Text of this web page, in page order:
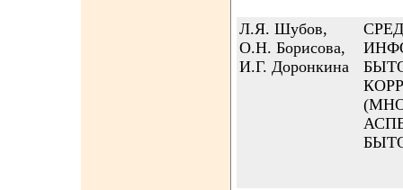
Л.Я. Шубов,
О.Н. Борисова,
И.Г. Доронкина